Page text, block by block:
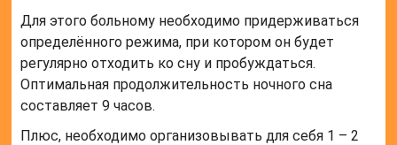
Для этого больному необходимо придерживаться
определённого режима, при котором он будет
регулярно отходить ко сну и пробуждаться.
Оптимальная продолжительность ночного сна
составляет 9 часов.
Плюс, необходимо организовывать для себя 1 – 2